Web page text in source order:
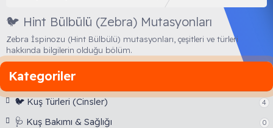
🐦 Hint Bülbülü (Zebra) Mutasyonları
Zebra İspinozu (Hint Bülbülü) mutasyonları, çeşitleri ve türleri
hakkında bilgilerin olduğu bölüm.
Kategoriler
🐦 Kuş Türleri (Cinsler) 4
🩺 Kuş Bakımı & Sağlığı 0